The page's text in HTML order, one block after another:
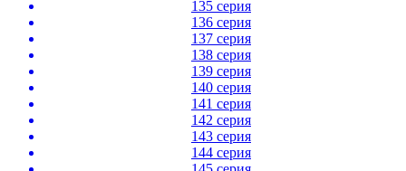
135 серия
136 серия
137 серия
138 серия
139 серия
140 серия
141 серия
142 серия
143 серия
144 серия